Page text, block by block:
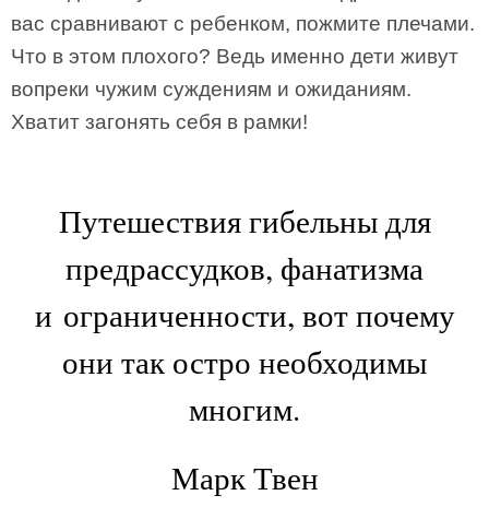
вас сравнивают с ребенком, пожмите плечами.
Что в этом плохого? Ведь именно дети живут
вопреки чужим суждениям и ожиданиям.
Хватит загонять себя в рамки!
Путешествия гибельны для
предрассудков, фанатизма
и ограниченности, вот почему
они так остро необходимы
многим.
Марк Твен